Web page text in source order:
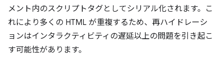
メント内のスクリプトタグとしてシリアル化されます。こ
れにより多くの HTML が重複するため、再ハイドレーシ
ョンはインタラクティビティの遅延以上の問題を引き起こ
す可能性があります。